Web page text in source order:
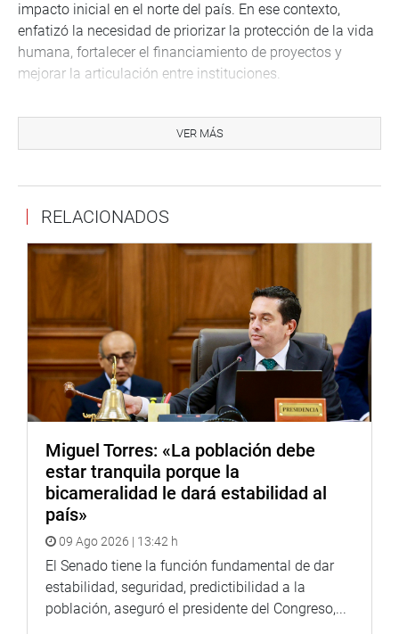
impacto inicial en el norte del país. En ese contexto,
enfatizó la necesidad de priorizar la protección de la vida
humana, fortalecer el financiamiento de proyectos y
mejorar la articulación entre instituciones.
a los proyectos de drenaje de Talara y Sullana bajo el
esquema Gobierno a Gobierno, aunque reconoció que el
Por su parte, el vicecontralor Marco Antonio Argandoña
señaló que las entidades del Estado deben acelerar las
acciones de prevención debido a la proximidad del evento
climático. Advirtió que las restricciones presupuestales
están afectando la ejecución de diversos proyectos y
podrían incrementar el riesgo de paralización de obras
estratégicas.
Finalmente, indicó que existen demandas presupuestales
por aproximadamente S/ 53 millones, gestionadas a
(Midagri), destinadas a fortalecer las acciones de
prevención y mitigación ante el fenómeno El Niño.
OFICINA DE COMUNICACIONES E IMAGEN
INSTITUCIONAL
VER MÁS
RELACIONADOS
Miguel Torres: «La población debe
estar tranquila porque la
bicameralidad le dará estabilidad al
país»
09 Ago 2026 | 13:42 h
El Senado tiene la función fundamental de dar
estabilidad, seguridad, predictibilidad a la
población, aseguró el presidente del Congreso,...